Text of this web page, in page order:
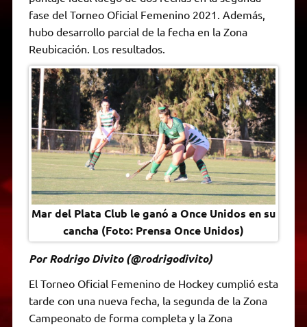
p
p
a
m
e
r
o
k
n
g
e
r
n
k
r
i
n
d
l
y
fase del Torneo Oficial Femenino 2021. Además,
hubo desarrollo parcial de la fecha en la Zona
Reubicación. Los resultados.
Mar del Plata Club le ganó a Once Unidos en su
cancha (Foto: Prensa Once Unidos)
Por Rodrigo Divito (@rodrigodivito)
El Torneo Oficial Femenino de Hockey cumplió esta
tarde con una nueva fecha, la segunda de la Zona
Campeonato de forma completa y la Zona